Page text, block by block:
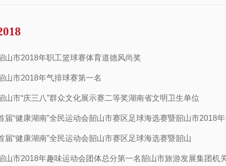
山市2018年职工篮球赛体育道德风尚奖
山市2018年气排球赛第一名
山市“庆三八”群众文化展示赛二等奖湖南省文明卫生单位
届“健康湖南”全民运动会韶山市赛区足球海选赛暨韶山市2018
届“健康湖南”全民运动会韶山市赛区足球海选赛暨韶山
山市2018年趣味运动会团体总分第一名韶山市旅游发展集团机